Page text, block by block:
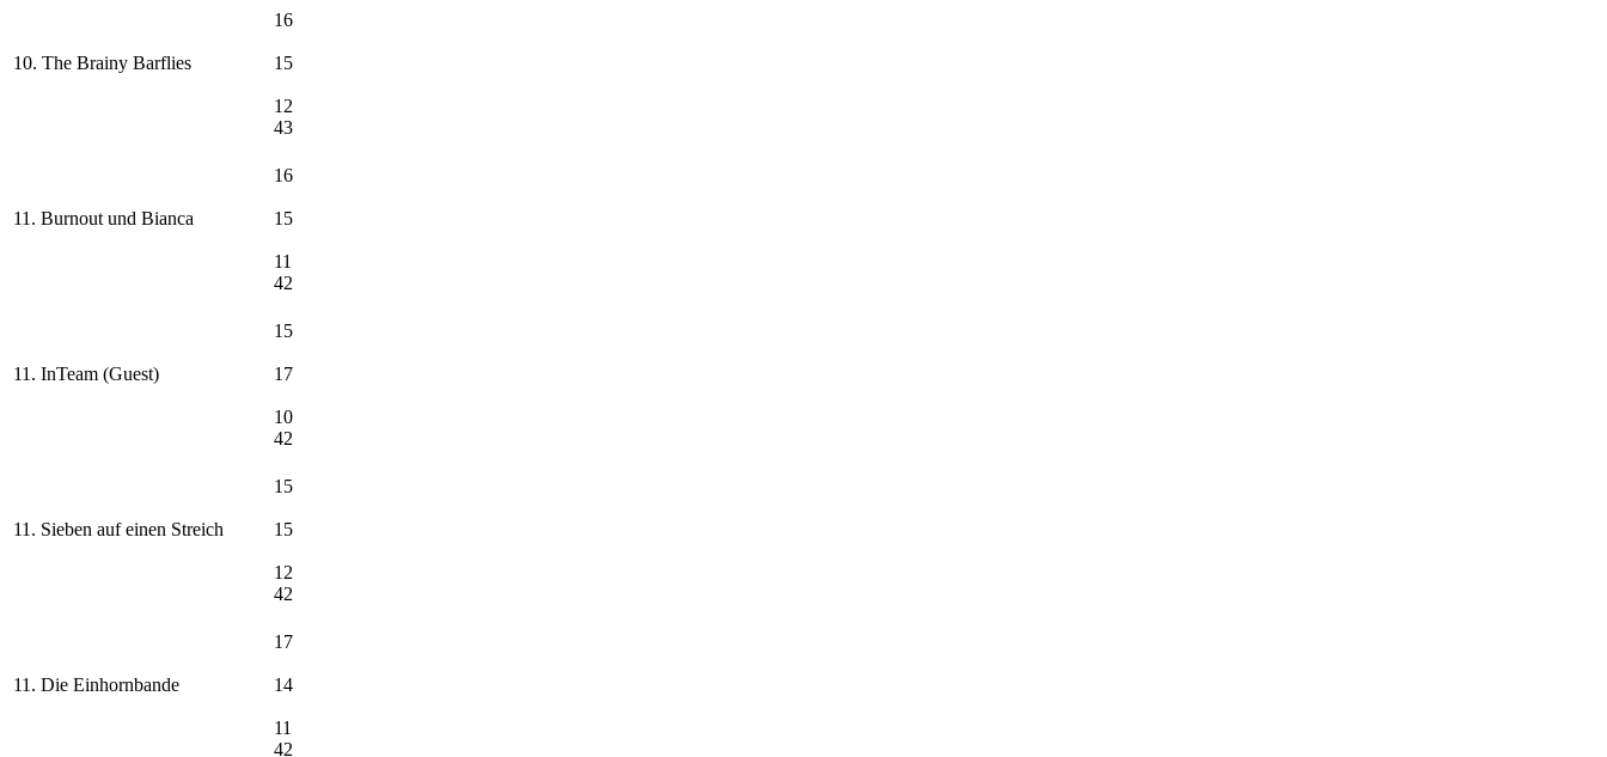
10. The Brainy Barflies
16
15
12
43
11. Burnout und Bianca
16
15
11
42
11. InTeam (Guest)
15
17
10
42
11. Sieben auf einen Streich
15
15
12
42
11. Die Einhornbande
17
14
11
42